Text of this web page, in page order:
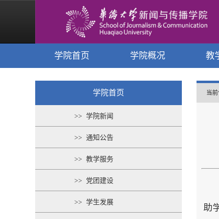
学院首页 学院概况 教
学院首页
>> 学院新闻
>> 通知公告
>> 教学服务
>> 党团建设
>> 学生发展
当
助